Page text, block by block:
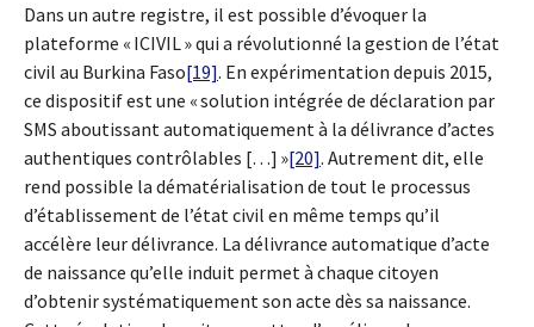
Dans un autre registre, il est possible d’évoquer la
plateforme « ICIVIL » qui a révolutionné la gestion de l’état
civil au Burkina Faso[19]. En expérimentation depuis 2015,
ce dispositif est une « solution intégrée de déclaration par
SMS aboutissant automatiquement à la délivrance d’actes
authentiques contrôlables […] »[20]. Autrement dit, elle
rend possible la dématérialisation de tout le processus
d’établissement de l’état civil en même temps qu’il
accélère leur délivrance. La délivrance automatique d’acte
de naissance qu’elle induit permet à chaque citoyen
d’obtenir systématiquement son acte dès sa naissance.